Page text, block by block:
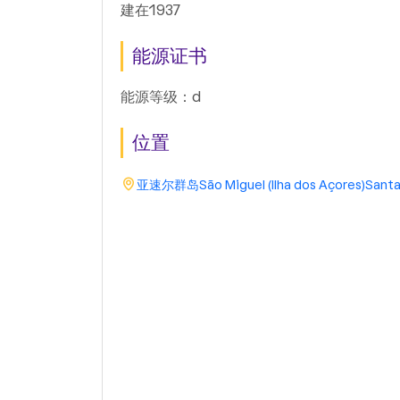
建在1937
能源证书
能源等级：d
位置
亚速尔群岛São Miguel (Ilha dos Açores)